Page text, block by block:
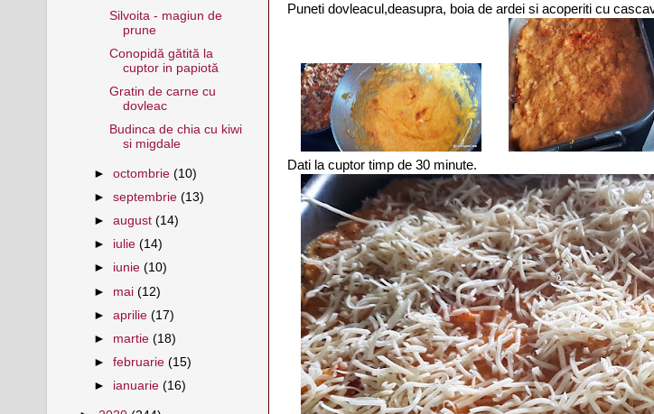
Puneti dovleacul,deasupra, boia de ardei si acoperiti cu
Dati la cuptor timp de 30 minute.
Silvoita - magiun de
prune
Conopidă gătită la
cuptor in papiotă
Gratin de carne cu
dovleac
Budinca de chia cu kiwi
si migdale
►octombrie(10)
►septembrie(13)
►august(14)
► iulie(14)
► iunie(10)
► mai(12)
►aprilie(17)
► martie(18)
►februarie(15)
► ianuarie(16)